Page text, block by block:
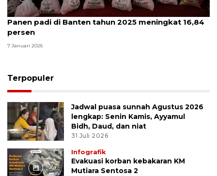
Panen padi di Banten tahun 2025 meningkat 16,84
persen
7 Januari 2026
Terpopuler
Jadwal puasa sunnah Agustus 2026
lengkap: Senin Kamis, Ayyamul
Bidh, Daud, dan niat
31 Juli 2026
Infografik
Evakuasi korban kebakaran KM
Mutiara Sentosa 2